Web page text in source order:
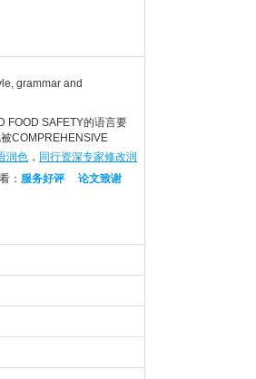
grammar and
FOOD SAFETY的语言要
COMPREHENSIVE
润色 ， 同行资深专家修改润
： 服务好评
论文致谢